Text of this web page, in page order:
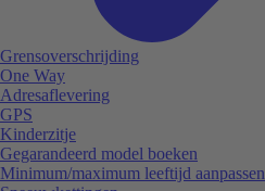
Grensoverschrijding
One Way
Adresaflevering
GPS
Kinderzitje
Gegarandeerd model boeken
Minimum/maximum leeftijd aanpassen